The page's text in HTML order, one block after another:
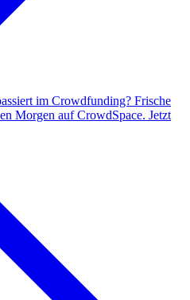
im Crowdfunding? Frische
Morgen auf CrowdSpace. Jetzt